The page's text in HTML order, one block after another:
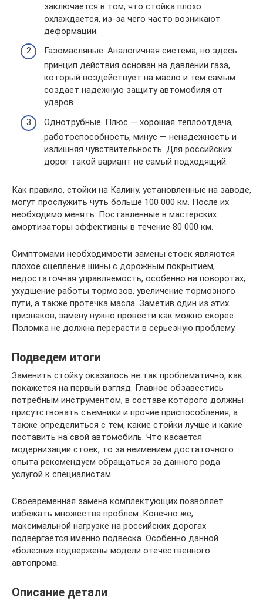
заключается в том, что стойка плохо
охлаждается, из-за чего часто возникают
деформации.
Газомасляные. Аналогичная система, но здесь
принцип действия основан на давлении газа,
который воздействует на масло и тем самым
создает надежную защиту автомобиля от
ударов.
Однотрубные. Плюс — хорошая теплоотдача,
работоспособность, минус — ненадежность и
излишняя чувствительность. Для российских
дорог такой вариант не самый подходящий.
Как правило, стойки на Калину, установленные на заводе,
могут прослужить чуть больше 100 000 км. После их
необходимо менять. Поставленные в мастерских
амортизаторы эффективны в течение 80 000 км.
Симптомами необходимости замены стоек являются
плохое сцепление шины с дорожным покрытием,
недостаточная управляемость, особенно на поворотах,
ухудшение работы тормозов, увеличение тормозного
пути, а также протечка масла. Заметив один из этих
признаков, замену нужно провести как можно скорее.
Поломка не должна перерасти в серьезную проблему.
Подведем итоги
Заменить стойку оказалось не так проблематично, как
покажется на первый взгляд. Главное обзавестись
потребным инструментом, в составе которого должны
присутствовать съемники и прочие приспособления, а
также определиться с тем, какие стойки лучше и какие
поставить на свой автомобиль. Что касается
модернизации стоек, то за неимением достаточного
опыта рекомендуем обращаться за данного рода
услугой к специалистам.
Своевременная замена комплектующих позволяет
избежать множества проблем. Конечно же,
максимальной нагрузке на российских дорогах
подвергается именно подвеска. Особенно данной
«болезни» подвержены модели отечественного
автопрома.
Описание детали